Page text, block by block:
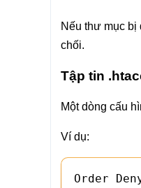
Nếu thư mục bị
chối.
Tập tin
Một dòng cấu
Ví dụ:
Order